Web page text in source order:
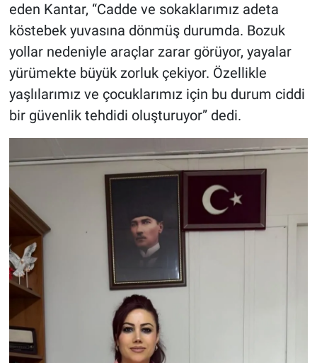
eden Kantar, “Cadde ve sokaklarımız adeta
köstebek yuvasına dönmüş durumda. Bozuk
yollar nedeniyle araçlar zarar görüyor, yayalar
yürümekte büyük zorluk çekiyor. Özellikle
yaşlılarımız ve çocuklarımız için bu durum ciddi
bir güvenlik tehdidi oluşturuyor” dedi.